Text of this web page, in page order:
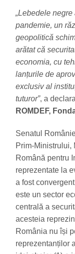
„Lebedele
pandemie, un
geopolitică
arătat că
economia, cu
lanțurile de
exclusiv al
tuturor”, a
ROMDEF,
Senatul
Prim-Ministrului,
Română pentru
reprezentate la
a fost
este un sector
centrală a
acesteia
România nu își
reprezentanților